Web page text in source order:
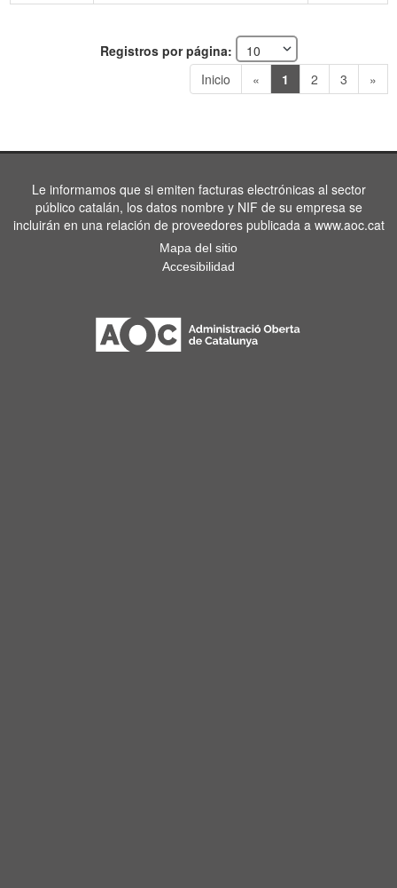
Registros por página:
Inicio
« 1 2 3 »
Le informamos que si emiten facturas electrónicas al sector
público catalán, los datos nombre y NIF de su empresa se
incluirán en una relación de proveedores publicada a www.aoc.cat
Mapa del sitio
Accesibilidad